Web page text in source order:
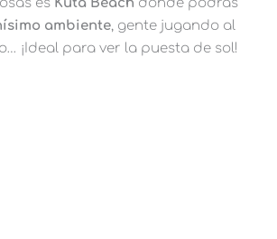
es Kuta Beach donde podrás
ambiente, gente jugando al
¡Ideal para ver la puesta de sol!